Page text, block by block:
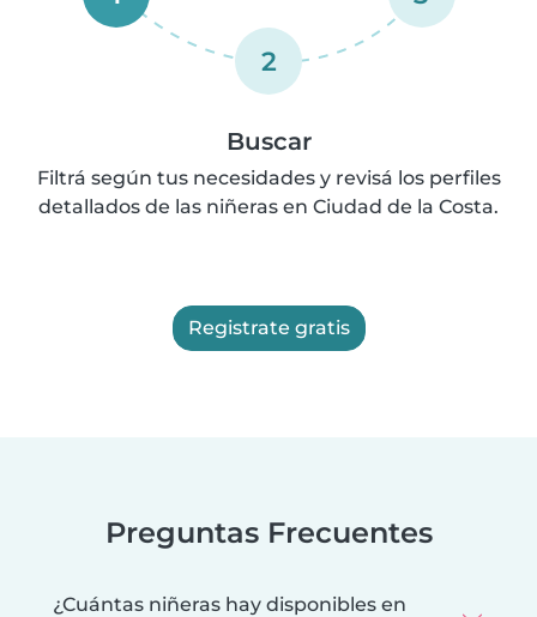
2
Buscar
Filtrá según tus necesidades y revisá los perfiles
detallados de las niñeras en Ciudad de la Costa.
Registrate gratis
Preguntas Frecuentes
¿Cuántas niñeras hay disponibles en